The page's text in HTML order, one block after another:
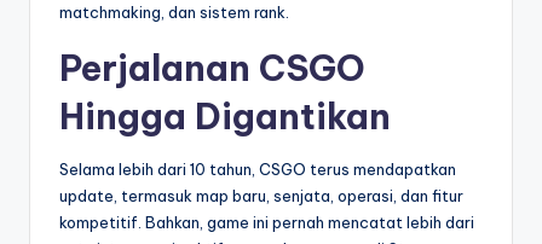
matchmaking, dan sistem rank.
Perjalanan CSGO
Hingga Digantikan
Selama lebih dari 10 tahun, CSGO terus mendapatkan
update, termasuk map baru, senjata, operasi, dan fitur
kompetitif. Bahkan, game ini pernah mencatat lebih dari